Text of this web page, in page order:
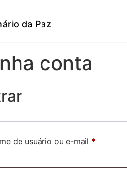
da Paz
conta
de usuário ou e-mail *